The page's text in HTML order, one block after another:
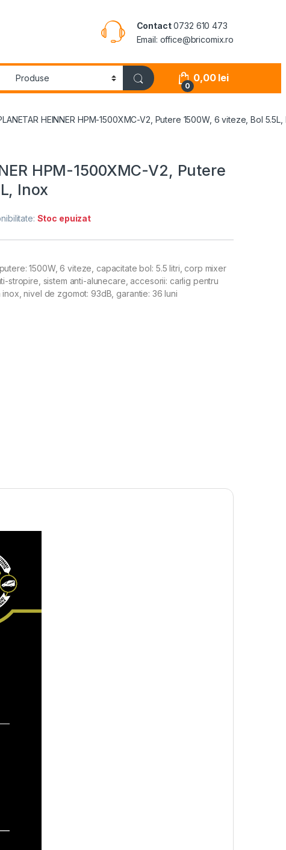
Contact0732 610 473
Email: office@bricomix.ro
0
0,00 lei
HEINNER HPM-1500XMC-V2, Putere 1500W, 6 viteze, Bol 5.5L,
HPM-1500XMC-V2, Putere
Inox
Stoc epuizat
1500W, 6 viteze, capacitate bol: 5.5 litri, corp mixer
stropire, sistem anti-alunecare, accesorii: carlig pentru
nivel de zgomot: 93dB, garantie: 36 luni